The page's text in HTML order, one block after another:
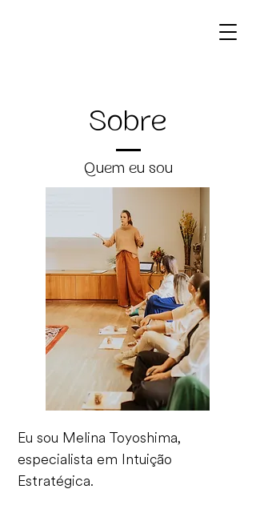
Sobre
Quem eu sou
Eu sou Melina Toyoshima,
especialista em Intuição
Estratégica.